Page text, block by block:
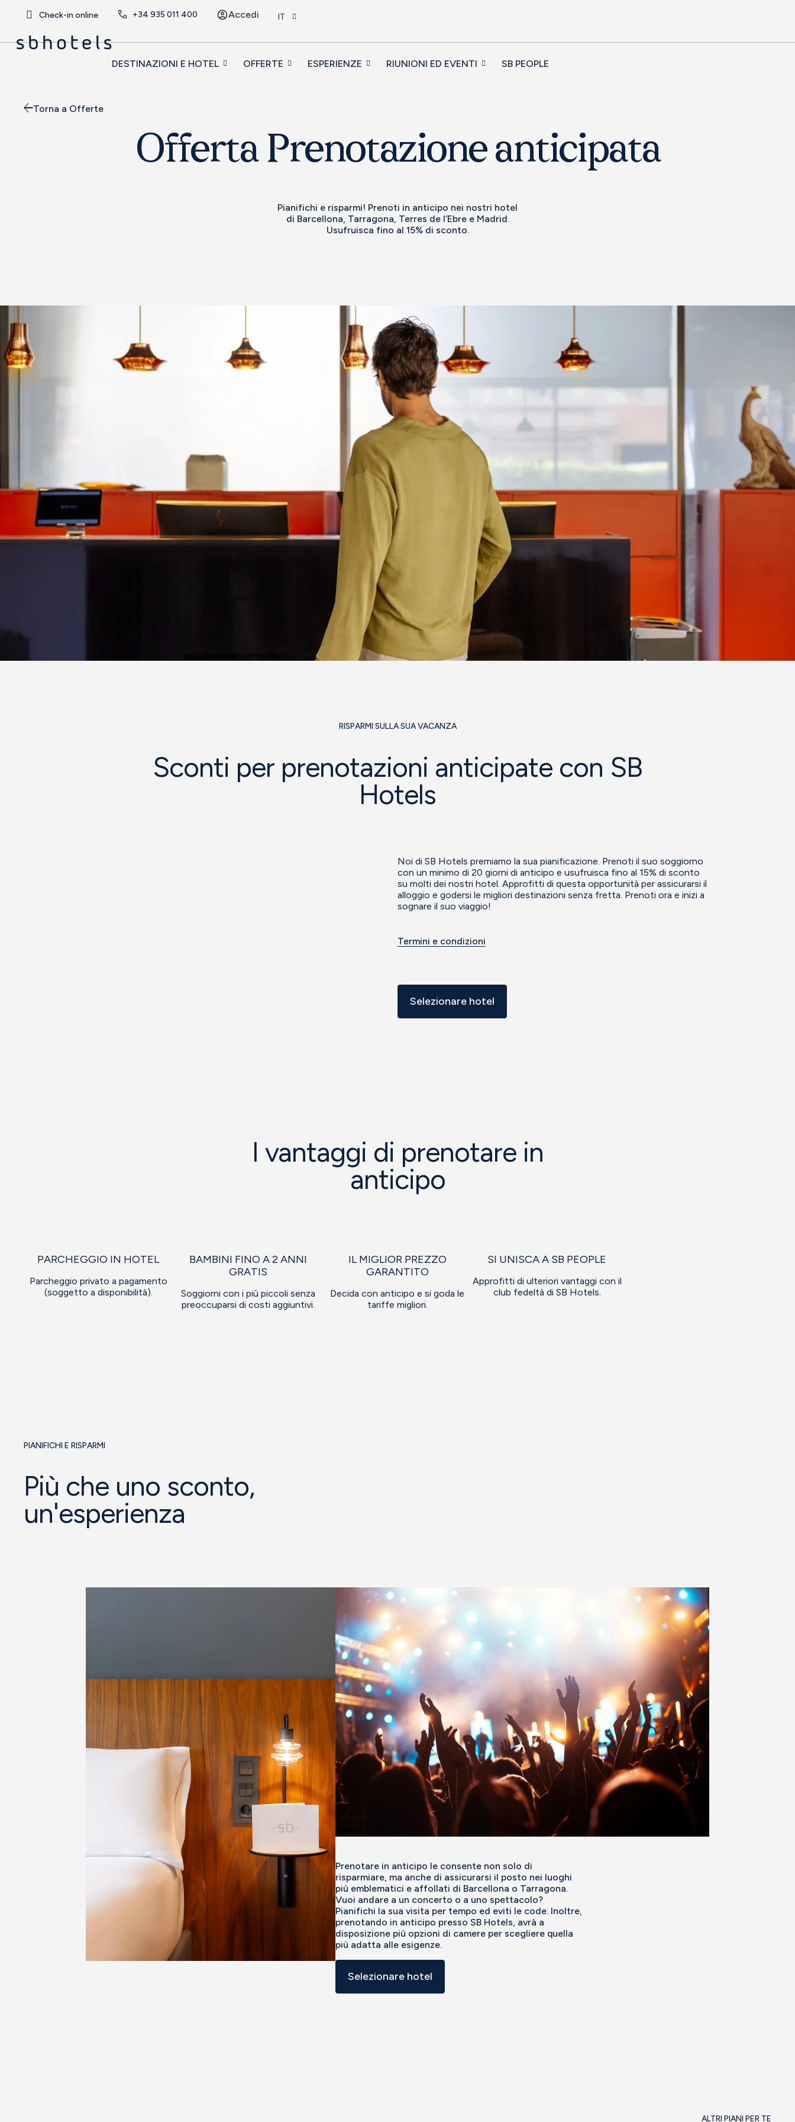
Check-in online +34 935 011 400 Accedi IT
DESTINAZIONI E HOTEL OFFERTE ESPERIENZE RIUNIONI ED EVENTI SB PEOPLE
Torna a Offerte
Offerta Prenotazione anticipata
Pianifichi e risparmi! Prenoti in anticipo nei nostri hotel
di Barcellona, Tarragona, Terres de l’Ebre e Madrid.
Usufruisca fino al 15% di sconto.
RISPARMI SULLA SUA VACANZA
Sconti per prenotazioni anticipate con SB
Hotels
Noi di SB Hotels premiamo la sua pianificazione. Prenoti il suo soggiorno
con un minimo di 20 giorni di anticipo e usufruisca fino al 15% di sconto
su molti dei nostri hotel. Approfitti di questa opportunità per assicurarsi il
alloggio e godersi le migliori destinazioni senza fretta. Prenoti ora e inizi a
sognare il suo viaggio!
Termini e condizioni
Selezionare hotel
I vantaggi di prenotare in
anticipo
PARCHEGGIO IN HOTEL
Parcheggio privato a pagamento
(soggetto a disponibilità).
BAMBINI FINO A 2 ANNI
GRATIS
Soggiorni con i più piccoli senza
preoccuparsi di costi aggiuntivi.
IL MIGLIOR PREZZO
GARANTITO
Decida con anticipo e si goda le
tariffe migliori.
SI UNISCA A SB PEOPLE
Approfitti di ulteriori vantaggi con il
club fedeltà di SB Hotels.
PIANIFICHI E RISPARMI
Più che uno sconto,
un'esperienza
Prenotare in anticipo le consente non solo di
risparmiare, ma anche di assicurarsi il posto nei luoghi
più emblematici e affollati di Barcellona o Tarragona.
Vuoi andare a un concerto o a uno spettacolo?
Pianifichi la sua visita per tempo ed eviti le code. Inoltre,
prenotando in anticipo presso SB Hotels, avrà a
disposizione più opzioni di camere per scegliere quella
più adatta alle esigenze.
Selezionare hotel
ALTRI PIANI PER TE